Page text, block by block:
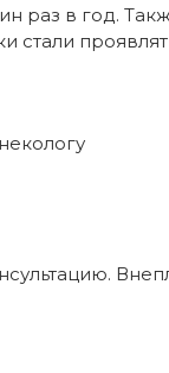
раз в год.